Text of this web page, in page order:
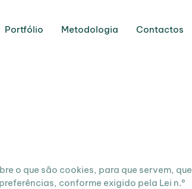
Portfólio Metodologia Contactos
o que são cookies, para que servem, que
conforme exigido pela Lei n.º